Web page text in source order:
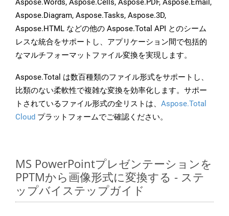
Aspose.Words, Aspose.Cells, Aspose.PDF, Aspose.Email,
Aspose.Diagram, Aspose.Tasks, Aspose.3D,
Aspose.HTML などの他の Aspose.Total API とのシーム
レスな統合をサポートし、アプリケーション間で包括的
なマルチフォーマットファイル変換を実現します。
Aspose.Total は数百種類のファイル形式をサポートし、
比類のない柔軟性で複雑な変換を効率化します。サポー
トされているファイル形式の全リストは、 Aspose.Total
Cloud プラットフォームでご確認ください。
MS PowerPointプレゼンテーションを
PPTMから画像形式に変換する - ステ
ップバイステップガイド